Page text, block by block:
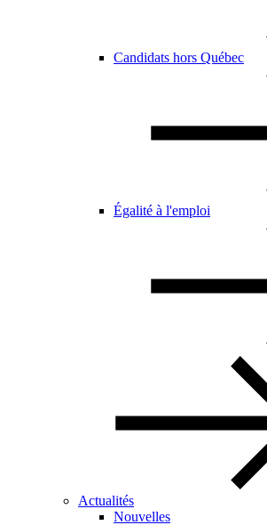
Candidats hors Québec
Égalité à l'emploi
Actualités
Nouvelles